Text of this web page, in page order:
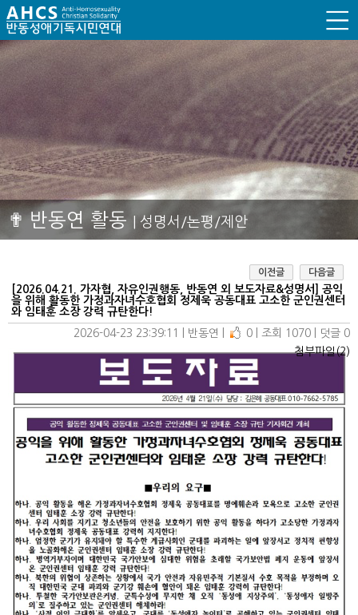
✟ 반동연 활동 | 성명서/논평/제안
이전글 다음글
[2026.04.21. 가자협, 자유인권행동, 반동연 외 보도자료&성명서] 공익
을 위해 활동한 가정과자녀수호협회 정제욱 공동대표 고소한 군인권센터
와 임태훈 소장 강력 규탄한다!
2026-04-23 23:39:11
반동연 0 조회 1070
덧글 0
첨부파일(2)